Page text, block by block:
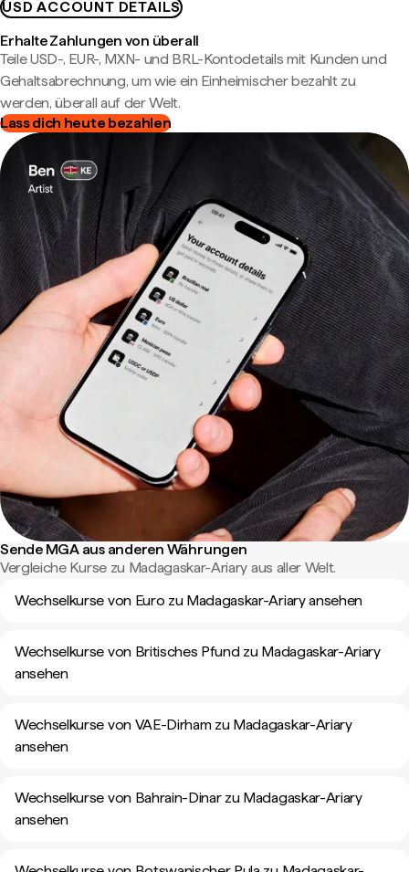
USD ACCOUNT DETAILS
Erhalte Zahlungen von überall
Teile USD-, EUR-, MXN- und BRL-Kontodetails mit Kunden und
Gehaltsabrechnung, um wie ein Einheimischer bezahlt zu
werden, überall auf der Welt.
Lass dich heute bezahlen
Sende MGA aus anderen Währungen
Vergleiche Kurse zu Madagaskar-Ariary aus aller Welt.
Wechselkurse von Euro zu Madagaskar-Ariary ansehen
Wechselkurse von Britisches Pfund zu Madagaskar-Ariary
ansehen
Wechselkurse von VAE-Dirham zu Madagaskar-Ariary
ansehen
Wechselkurse von Bahrain-Dinar zu Madagaskar-Ariary
ansehen